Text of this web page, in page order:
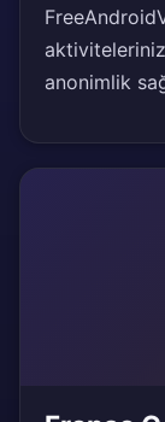
anonimlik